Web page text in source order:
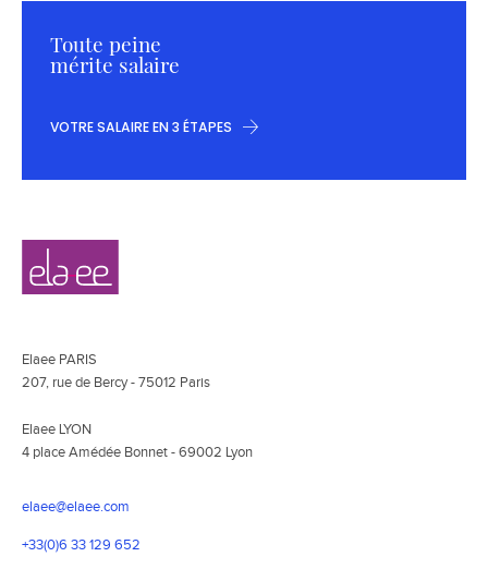
Toute peine
mérite salaire
VOTRE SALAIRE EN 3 ÉTAPES
Navigation
secondaire
Elaee
Elaee PARIS
207, rue de Bercy - 75012 Paris
Elaee LYON
4 place Amédée Bonnet - 69002 Lyon
elaee@elaee.com
+33(0)6 33 129 652